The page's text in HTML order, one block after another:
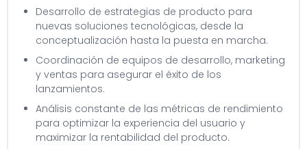
Desarrollo de estrategias de producto para
nuevas soluciones tecnológicas, desde la
conceptualización hasta la puesta en marcha.
Coordinación de equipos de desarrollo, marketing
y ventas para asegurar el éxito de los
lanzamientos.
Análisis constante de las métricas de rendimiento
para optimizar la experiencia del usuario y
maximizar la rentabilidad del producto.